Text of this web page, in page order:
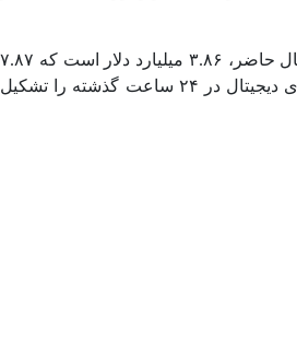
حجم کل بازار ارزهای دیجیتال در ۲۴ ساعت گذشته، به ۴۹.۰۱ میلیارد دلار رسید که ۲۷.۳۹ درصد کاهش داشته است. ارزش حجم کل در امور مالی غیر متمرکز، در حال حاضر، ۳.۸۶ میلیارد دلار است که ۷.۸۷
درصد از کل حجم بازار ارزهای دیجیتال در ۲۴ ساعت گذشته بوده و حجم تمام سکه‌های پایدار، اکنون ۴۴.۴ میلیارد دلار است که ۹۰.۶۰ درصد از کل حجم بازار ارزهای دیجیتال در ۲۴ ساعت گذشته را تشکیل